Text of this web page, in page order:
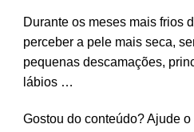
Durante os meses mais frios
perceber a pele mais seca,
pequenas descamações,
lábios …
Gostou do conteúdo? Ajude